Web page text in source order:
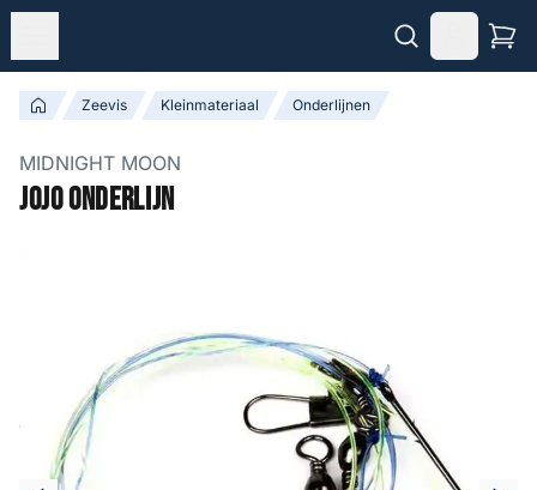
Zeevis Kleinmateriaal Onderlijnen
MIDNIGHT MOON
Jojo Onderlijn